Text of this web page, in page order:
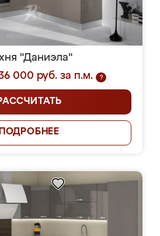
"Даниэла"
000 руб. за п.м.
?
ПОДРОБНЕЕ